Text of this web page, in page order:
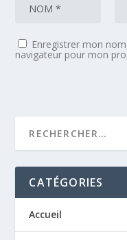
Enregistrer mon
navigateur pour mon
CATÉGORIES
Accueil